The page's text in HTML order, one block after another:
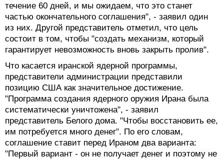
течение 60 дней, и мы ожидаем, что это станет
частью окончательного соглашения", - заявил один
из них. Другой представитель отметил, что цель
состоит в том, чтобы "создать механизм, который
гарантирует невозможность вновь закрыть пролив".
Что касается иранской ядерной программы,
представители администрации представили
позицию США как значительное достижение.
"Программа создания ядерного оружия Ирана была
систематически уничтожена", - заявил
представитель Белого дома. "Чтобы восстановить ее,
им потребуется много денег". По его словам,
соглашение ставит перед Ираном два варианта:
"Первый вариант - он не получает денег и поэтому не